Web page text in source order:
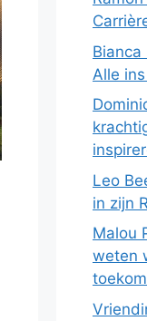
Bianca
Alle
Leo
in zijn
Malou
weten